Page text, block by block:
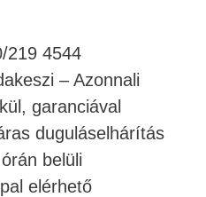
219 4544
– Azonnali
garanciával
duguláselhárítás
belüli
elérhető